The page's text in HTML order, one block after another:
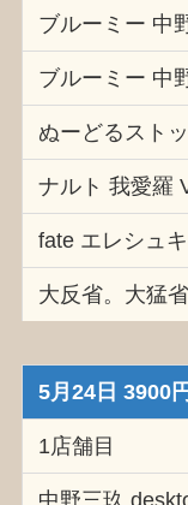
ブルーミー 中
ブルーミー 中
ぬーどるスト
ナルト 我愛羅
fate エレシュ
大反省。大猛省
5月24日 3900
1店舗目